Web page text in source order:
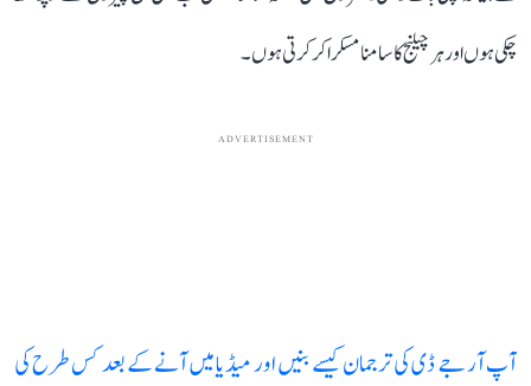
چکی ہوں اور ہر چیلنج کا سامنا مسکرا کر کرتی ہوں۔
ADVERTISEMENT
آپ آر جے ڈی کی ترجمان کیسے بنیں اور میڈیا میں آنے کے بعد کس طرح کی